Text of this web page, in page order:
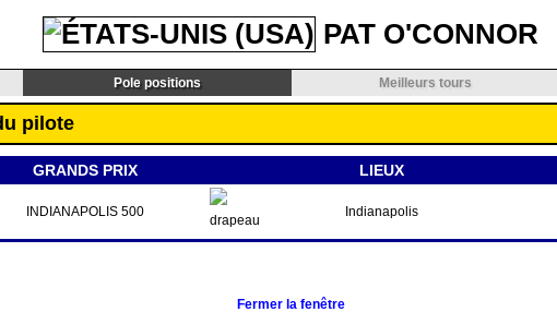
PAT O'CONNOR
Pole positions Meilleurs tours
pilote
GRANDS PRIX LIEUX
INDIANAPOLIS 500 Indianapolis
Fermer la fenêtre